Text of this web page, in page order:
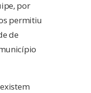
por
permitiu
de